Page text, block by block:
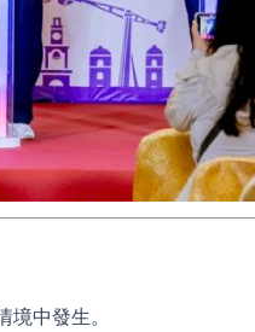
中發生。